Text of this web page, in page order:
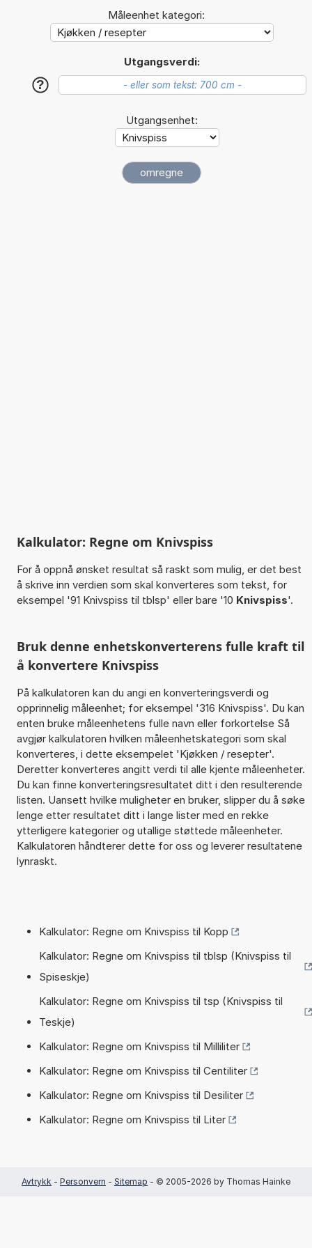
Måleenhet kategori:
Utgangsverdi:
?
Utgangsenhet:
Kalkulator: Regne om Knivspiss
For å oppnå ønsket resultat så raskt som mulig, er det best
å skrive inn verdien som skal konverteres som tekst, for
eksempel '91 Knivspiss til tblsp' eller bare '10 Knivspiss'.
Bruk denne enhetskonverterens fulle kraft til
å konvertere Knivspiss
På kalkulatoren kan du angi en konverteringsverdi og
opprinnelig måleenhet; for eksempel '316 Knivspiss'. Du kan
enten bruke måleenhetens fulle navn eller forkortelse Så
avgjør kalkulatoren hvilken måleenhetskategori som skal
konverteres, i dette eksempelet 'Kjøkken / resepter'.
Deretter konverteres angitt verdi til alle kjente måleenheter.
Du kan finne konverteringsresultatet ditt i den resulterende
listen. Uansett hvilke muligheter en bruker, slipper du å søke
lenge etter resultatet ditt i lange lister med en rekke
ytterligere kategorier og utallige støttede måleenheter.
Kalkulatoren håndterer dette for oss og leverer resultatene
lynraskt.
Kalkulator: Regne om Knivspiss til Kopp
Kalkulator: Regne om Knivspiss til tblsp (Knivspiss til
Spiseskje)
Kalkulator: Regne om Knivspiss til tsp (Knivspiss til
Teskje)
Kalkulator: Regne om Knivspiss til Milliliter
Kalkulator: Regne om Knivspiss til Centiliter
Kalkulator: Regne om Knivspiss til Desiliter
Kalkulator: Regne om Knivspiss til Liter
Avtrykk - Personvern - Sitemap - © 2005-2026 by Thomas Hainke